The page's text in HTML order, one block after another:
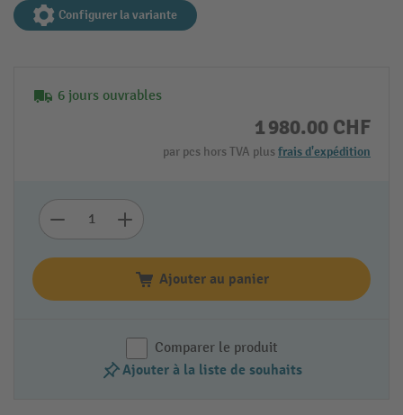
Configurer la variante
6 jours ouvrables
1 980.00 CHF
par pcs hors TVA plus frais d'expédition
Ajouter au panier
Comparer le produit
Ajouter à la liste de souhaits